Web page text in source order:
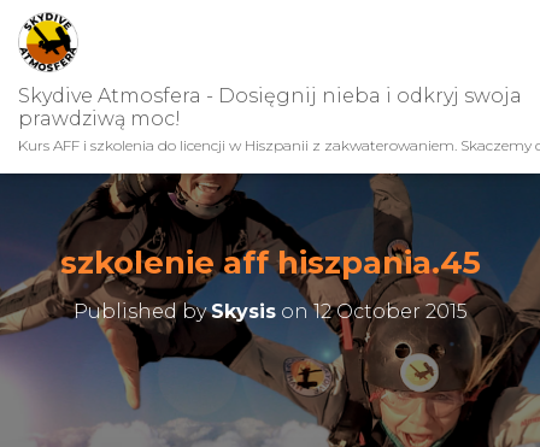
Skydive Atmosfera - Dosięgnij nieba i odkryj swoja
prawdziwą moc!
Kurs AFF i szkolenia do licencji w Hiszpanii z zakwaterowaniem. Skaczemy
szkolenie aff hiszpania.45
Published bySkysison12 October 2015